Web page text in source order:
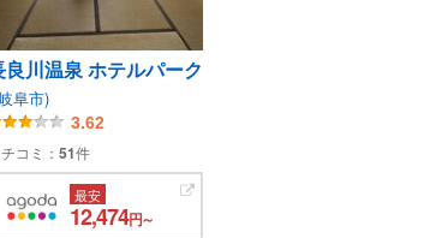
良川温泉 ホテルパーク
阜市)
3.62
コミ： 51件
最安
12,474円～